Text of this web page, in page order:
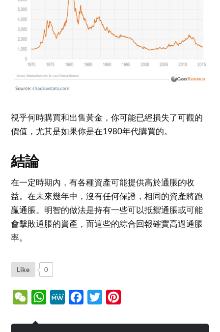
視乎何時購買和出售黃金，你可能已經損失了可觀的
價值，尤其是如果你是在1980年代購買的。
結論
在一定時期內，有各種資產可能提供高於通脹的收
益。在未來幾年中，沒有任何保證，相同的資產將跑
贏通脹。明智的做法是持有一些可以抵禦通脹或可能
會擊敗通脹的資產，而這些的綜合回報確實高過通脹
率。
Like 0
WeChatWhatsApp
MeWe Facebook
Twitter